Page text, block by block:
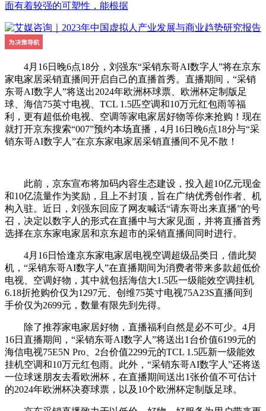
面有着较强的可塑性，能根据
4月16日晚6点18分，刘强东“采销东哥AI数字人”将在京东
家电家居采销直播间开启自己的直播首秀。直播期间，“采销
东哥AI数字人”将送出2024年欧洲杯球票、欧洲杯定制版足
球、海信75英寸电视、TCL 1.5匹空调和10万元红包雨等福
利，更有超低价电视、空调等家电家居好物等你来抢购！现在
就打开京东搜索“007”预约本场直播，4月16日晚6点18分与“采
销东哥AI数字人”在京东家电家居采销直播间不见不散！
此前，京东宣布将加码内容生态建设，投入超10亿元现金
和10亿流量作为奖励，且上不封顶，旨在广纳优秀创作者、机
构入驻。近日，刘强东回应了网友喊话“请东哥出来直播”的号
召，决定以数字人的形式在直播中与大家见面，并将直播首秀
选择在京东家电家居和京东超市的采销直播间同时进行。
4月16日恰逢京东家电家居电视空调超级品类日，借此契
机，“采销东哥AI数字人”在直播期间为消费者带来多款超低价
电视、空调好物，其中就包括海信大1.5匹一级能效空调挂机
6.18折抢购价仅为1297元、创维75英寸电视75A23S直播间到
手价仅为2699元，数量有限先到先得。
除了推荐家电家居好物，直播福利自然是必不可少。4月
16日直播期间，“采销东哥AI数字人”将送出1台价值6199元的
海信电视75E5N Pro、2台价值2299元的TCL 1.5匹新一级能效
挂机空调和10万元红包雨。此外，“采销东哥AI数字人”还将送
一位球迷朋友去看欧洲杯，在直播期间送出1张价值不可估计
的2024年欧洲杯决赛球票，以及10个欧洲杯定制版足球。